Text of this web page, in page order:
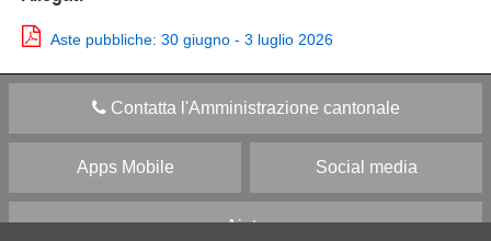
Aste pubbliche: 30 giugno - 3 luglio 2026
Contatta l'Amministrazione cantonale
Apps Mobile Social media
Aiuto